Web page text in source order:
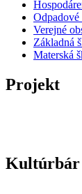
Odpadové
Verejné
Základná
Materská
Projekt
Kultúrbár